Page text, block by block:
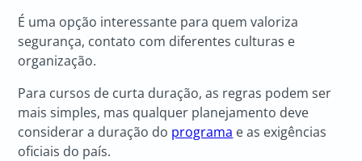
É uma opção interessante para quem valoriza
segurança, contato com diferentes culturas e
organização.
Para cursos de curta duração, as regras podem ser
mais simples, mas qualquer planejamento deve
considerar a duração do programa e as exigências
oficiais do país.